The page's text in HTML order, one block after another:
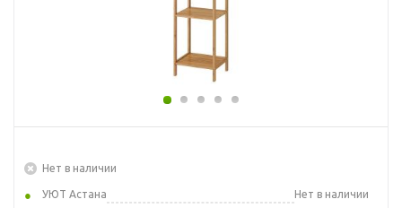
Нет в наличии
УЮТ Астана
Нет в наличии